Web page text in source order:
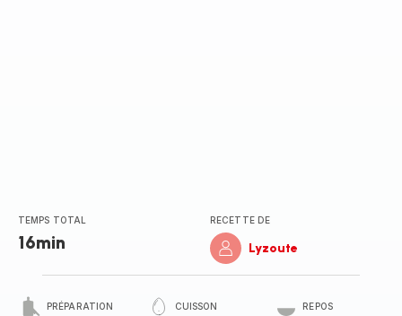
TEMPS TOTAL
16min
RECETTE DE
Lyzoute
PRÉPARATION CUISSON REPOS